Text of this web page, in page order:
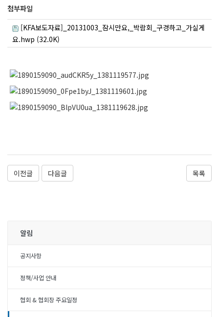
첨부파일
[KFA보도자료]_20131003_잠시만요,_박람회_구경하고_가실게
요.hwp (32.0K)
이전글 다음글 목록
알림
공지사항
정책/사업 안내
협회 & 협회장 주요일정